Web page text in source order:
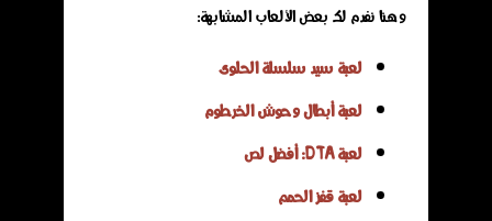
وهنا نفدم لك بعض الألعاب المشابهة:
لعبة سيد سلسلة الحلوى
لعبة أبطال وحوش الخرطوم
لعبة DTA: أفضل لص
لعبة قفز الحمم